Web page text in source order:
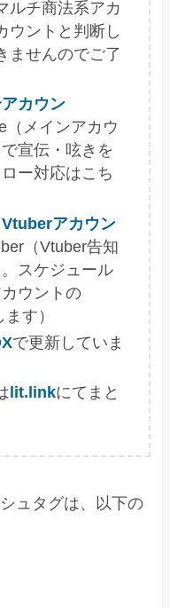
ルチ商法系アカ
ウントと判断し
ませんのでご了
アカウン
（メインアカウ
宣伝・呟きを
ー対応はこち
Vtuberアカウン
（Vtuber告知
スケジュール
ウントの
す）
で更新していま
lit.linkにてまと
ュタグは、以下の